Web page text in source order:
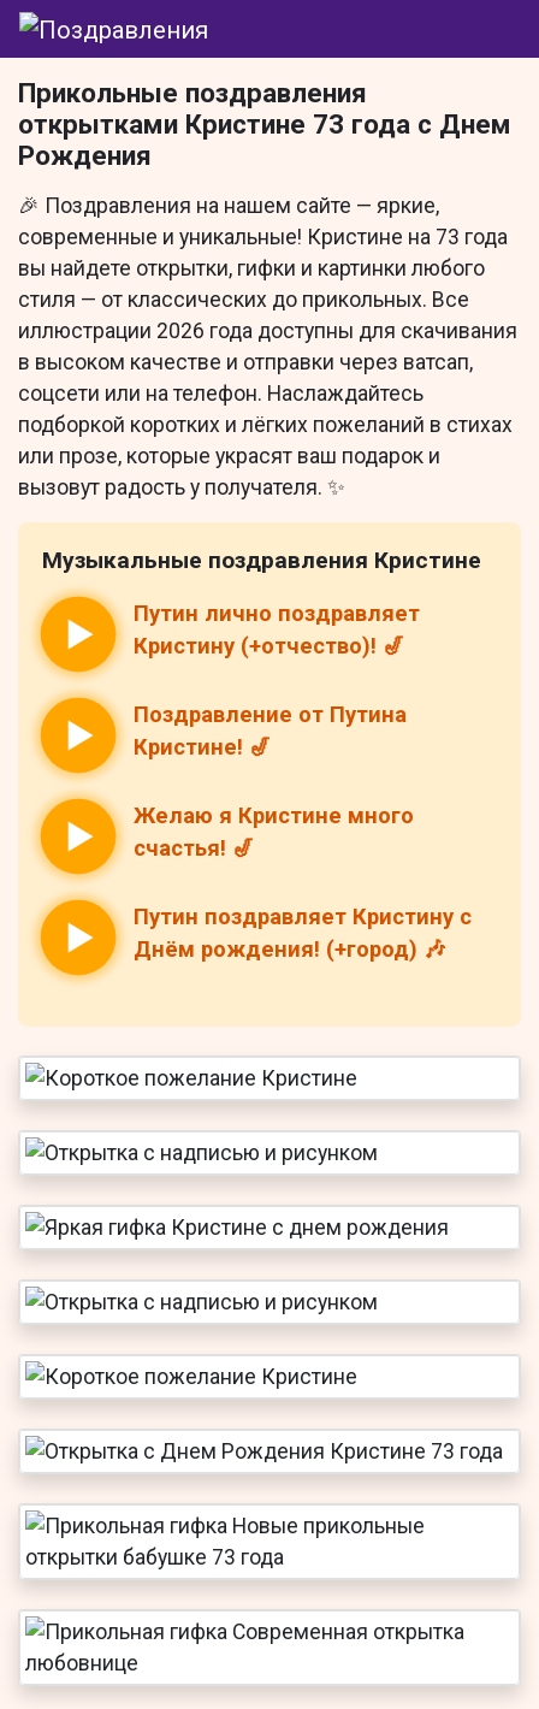
Прикольные поздравления
открытками Кристине 73 года с Днем
Рождения
🎉 Поздравления на нашем сайте — яркие,
современные и уникальные! Кристине на 73 года
вы найдете открытки, гифки и картинки любого
стиля — от классических до прикольных. Все
иллюстрации 2026 года доступны для скачивания
в высоком качестве и отправки через ватсап,
соцсети или на телефон. Наслаждайтесь
подборкой коротких и лёгких пожеланий в стихах
или прозе, которые украсят ваш подарок и
вызовут радость у получателя. ✨
Музыкальные поздравления Кристине
Путин лично поздравляет
Кристину (+отчество)! 🎷
Поздравление от Путина
Кристине! 🎷
Желаю я Кристине много
счастья! 🎷
Путин поздравляет Кристину с
Днём рождения! (+город) 🎶